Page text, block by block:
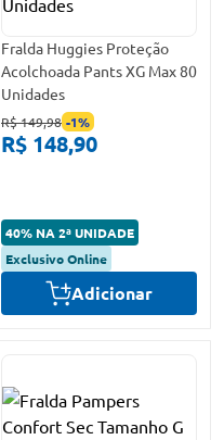
Fralda Huggies Proteção
Acolchoada Pants XG Max 80
Unidades
R$ 149,98 -1%
R$ 148,90
40% NA 2ª UNIDADE
Exclusivo Online
Adicionar